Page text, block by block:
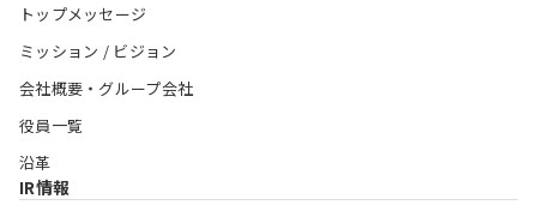
トップメッセージ
ミッション / ビジョン
会社概要・グループ会社
役員一覧
沿革
IR情報